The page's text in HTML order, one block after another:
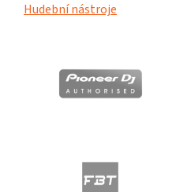
Hudební nástroje